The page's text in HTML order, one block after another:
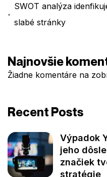
SWOT analýza
slabé stránky
Najnovšie
Žiadne komentáre na
Recent Posts
Výpadok
jeho
značiek
stratégie